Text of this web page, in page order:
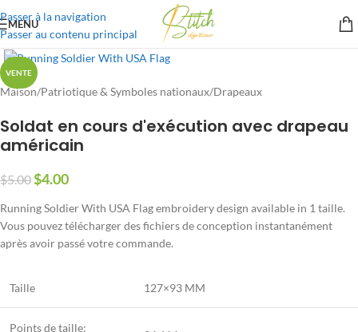
Passer à la navigation
Passer au contenu principal
MENU
VENTE
Maison/Patriotique & Symboles nationaux/Drapeaux
Soldat en cours d'exécution avec drapeau
américain
$5.00$4.00
Running Soldier With USA Flag embroidery design available in 1 taille.
Vous pouvez télécharger des fichiers de conception instantanément
après avoir passé votre commande.
Taille 127×93 MM
Points de taille: